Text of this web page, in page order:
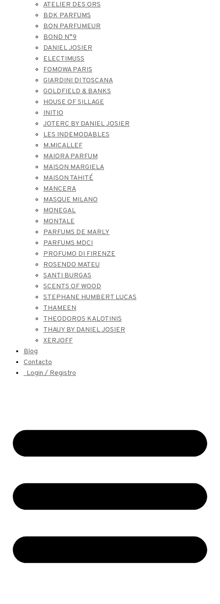
ATELIER DES ORS
BDK PARFUMS
BON PARFUMEUR
BOND N°9
DANIEL JOSIER
ELECTIMUSS
FOMOWA PARIS
GIARDINI DI TOSCANA
GOLDFIELD & BANKS
HOUSE OF SILLAGE
INITIO
JOTERC BY DANIEL JOSIER
LES INDEMODABLES
M.MICALLEF
MAIORA PARFUM
MAISON MARGIELA
MAISON TAHITÉ
MANCERA
MASQUE MILANO
MONEGAL
MONTALE
PARFUMS DE MARLY
PARFUMS MDCI
PROFUMO DI FIRENZE
ROSENDO MATEU
SANTI BURGAS
SCENTS OF WOOD
STEPHANE HUMBERT LUCAS
THAMEEN
THEODOROS KALOTINIS
THAUY BY DANIEL JOSIER
XERJOFF
Blog
Contacto
Login / Registro